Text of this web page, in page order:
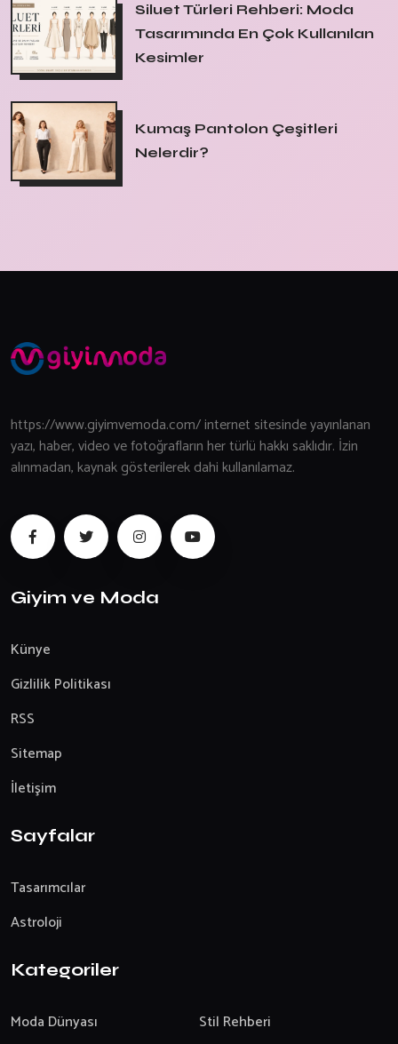
Siluet Türleri Rehberi: Moda
Tasarımında En Çok Kullanılan
Kesimler
Kumaş Pantolon Çeşitleri
Nelerdir?
https://www.giyimvemoda.com/ internet sitesinde yayınlanan
yazı, haber, video ve fotoğrafların her türlü hakkı saklıdır. İzin
alınmadan, kaynak gösterilerek dahi kullanılamaz.
Giyim ve Moda
Künye
Gizlilik Politikası
RSS
Sitemap
İletişim
Sayfalar
Tasarımcılar
Astroloji
Kategoriler
Moda Dünyası Stil Rehberi